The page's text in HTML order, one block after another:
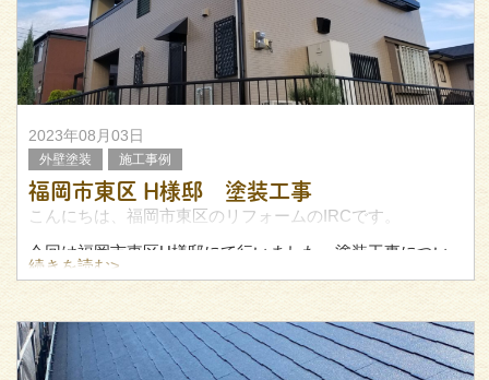
帯が割れてしまって
2023年08月03日
外壁塗装 施工事例
福岡市東区 H様邸 塗装工事
こんにちは、福岡市東区のリフォームのIRCです。
今回は福岡市東区H様邸にて行いました、塗装工事につい
てご紹介します。
▼施工前
日の当たりやすい
続きを読む>